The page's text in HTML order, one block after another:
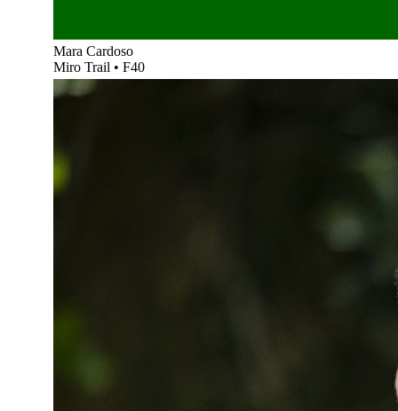
Mara Cardoso
Miro Trail • F40